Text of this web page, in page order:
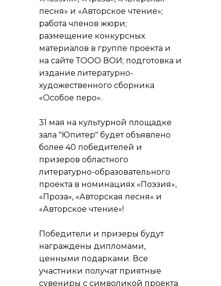
песня» и «Авторское чтение»;
работа членов жюри;
размещение конкурсных
материалов в группе проекта и
на сайте ТООО ВОИ; подготовка и
издание литературно-
художественного сборника
«Особое перо».
31 мая на культурной площадке
зала "Юпитер" будет объявлено
более 40 победителей и
призеров областного
литературно-образовательного
проекта в номинациях «Поэзия»,
«Проза», «Авторская песня» и
«Авторское чтение»!
Победители и призеры будут
награждены дипломами,
ценными подарками. Все
участники получат приятные
сувениры с символикой проекта